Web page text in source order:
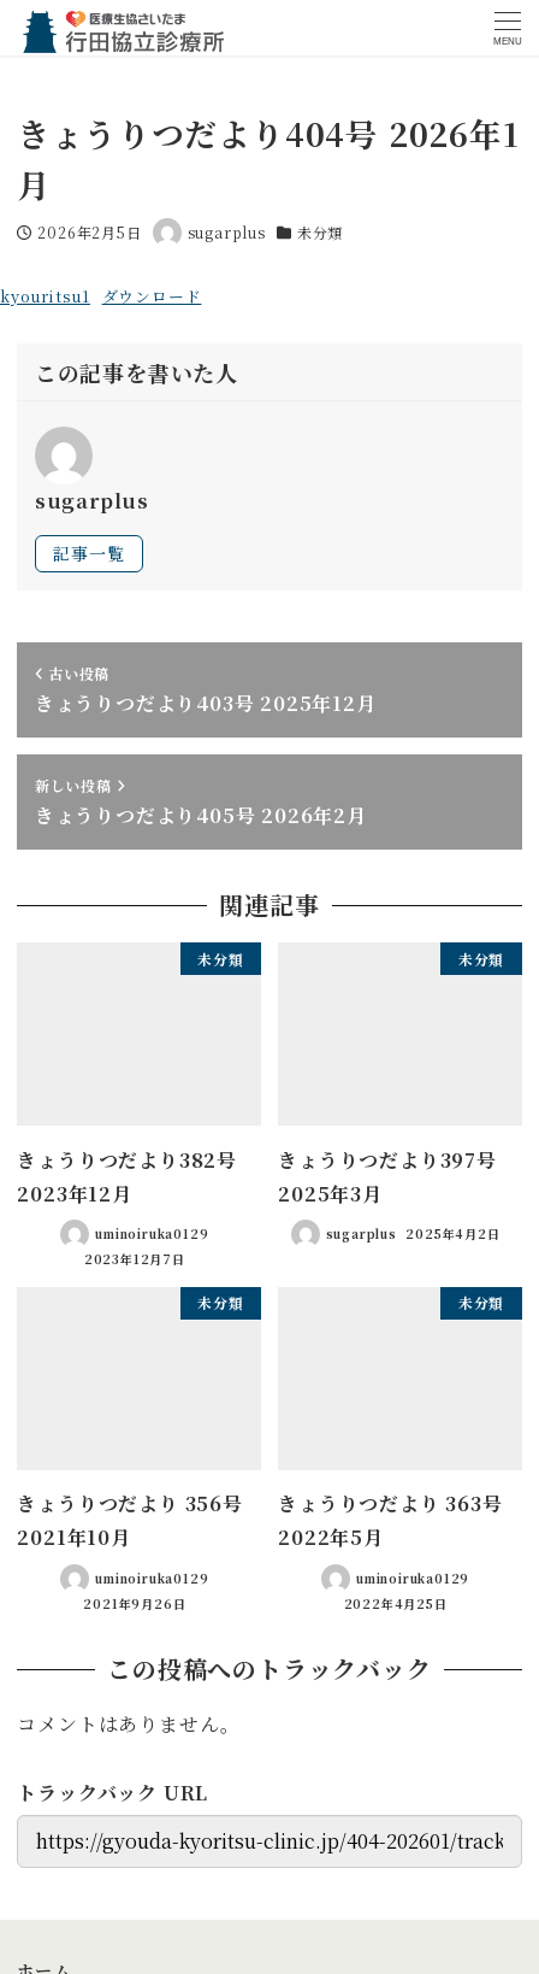
MENU
きょうりつだより404号 2026年1
月
投稿日
2026年2月5日
著
sugarplus
カテゴリー
未分類
kyouritsu1 ダウンロード
この記事を書いた人
sugarplus
記事一覧
古い投稿
きょうりつだより403号 2025年12月
新しい投稿
きょうりつだより405号 2026年2月
関連記事
未分類
きょうりつだより382号
2023年12月
uminoiruka0129
2023年12月7日
未分類
きょうりつだより397号
2025年3月
sugarplus 2025年4月2日
未分類
きょうりつだより 356号
2021年10月
uminoiruka0129
2021年9月26日
未分類
きょうりつだより 363号
2022年5月
uminoiruka0129
2022年4月25日
この投稿へのトラックバック
コメントはありません。
トラックバック URL